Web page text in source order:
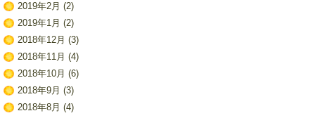
2019年2月 (2)
2019年1月 (2)
2018年12月 (3)
2018年11月 (4)
2018年10月 (6)
2018年9月 (3)
2018年8月 (4)